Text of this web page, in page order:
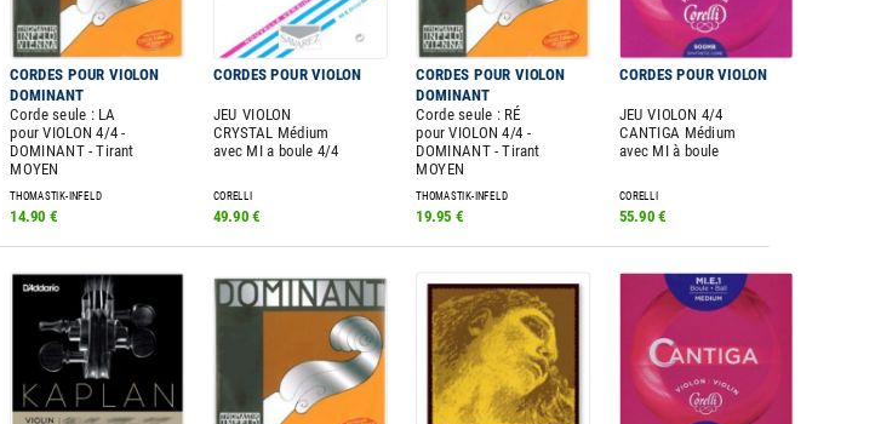
CORDES POUR VIOLON
DOMINANT
CORDES POUR VIOLON
CORDES POUR VIOLON
DOMINANT
CORDES POUR VIOLON
Corde seule : LA
pour VIOLON 4/4 -
DOMINANT - Tirant
MOYEN
JEU VIOLON
CRYSTAL Médium
avec MI a boule 4/4
Corde seule : RÉ
pour VIOLON 4/4 -
DOMINANT - Tirant
MOYEN
JEU VIOLON 4/4
CANTIGA Médium
avec MI à boule
THOMASTIK-INFELD CORELLI THOMASTIK-INFELD CORELLI
14.90 € 49.90 € 19.95 € 55.90 €